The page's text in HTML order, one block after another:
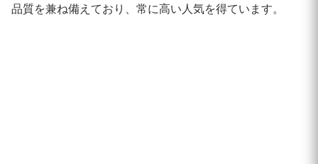
品質を兼ね備えており、常に高い人気を得ています。